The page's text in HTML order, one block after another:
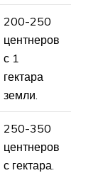
200-250
центнеров
с 1
гектара
земли.
250-350
центнеров
с гектара.